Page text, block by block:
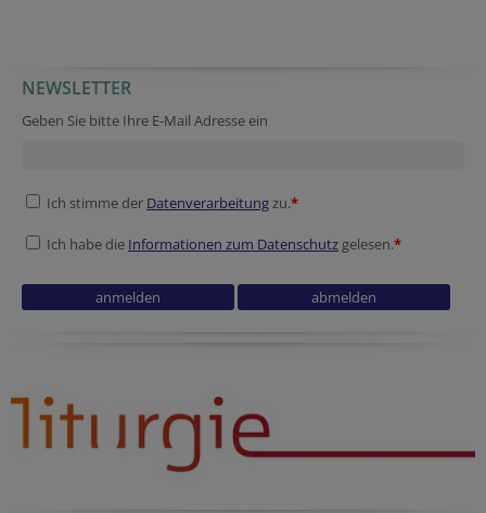
Secondary phone
Company website
Homepage
Website
Security token
Fax
Security token
NEWSLETTER
Geben Sie bitte Ihre E-Mail Adresse ein
Ich stimme der Datenverarbeitungzu.*
Ich habe die Informationen zum Datenschutz gelesen.*